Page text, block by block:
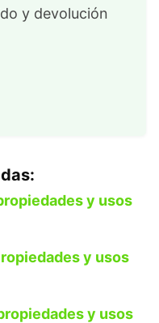
y devolución
y usos
y usos
y usos